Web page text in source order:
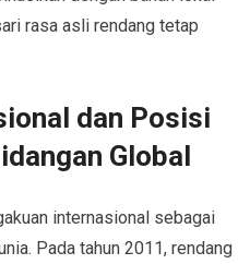
rasa asli rendang tetap
dan Posisi
Global
internasional sebagai
Pada tahun 2011, rendang